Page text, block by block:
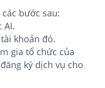
bước sau:
AI.
khoản đó.
gia tổ chức của
ký dịch vụ cho